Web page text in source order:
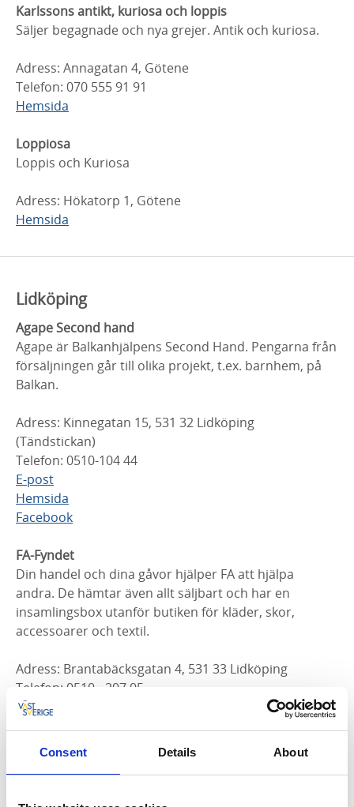
Consent Details About
Karlssons antikt, kuriosa och loppis
Säljer begagnade och nya grejer. Antik och kuriosa.
Adress: Annagatan 4, Götene
Telefon: 070 555 91 91
Hemsida
Loppiosa
Loppis och Kuriosa
Adress: Hökatorp 1, Götene
Hemsida
Lidköping
Agape Second hand
Agape är Balkanhjälpens Second Hand. Pengarna från
försäljningen går till olika projekt, t.ex. barnhem, på
Balkan.
Adress: Kinnegatan 15, 531 32 Lidköping
(Tändstickan)
Telefon: 0510-104 44
E-post
Hemsida
Facebook
FA-Fyndet
Din handel och dina gåvor hjälper FA att hjälpa
andra. De hämtar även allt säljbart och har en
insamlingsbox utanför butiken för kläder, skor,
accessoarer och textil.
Adress: Brantabäcksgatan 4, 531 33 Lidköping
Telefon: 0510 - 207 05
E-post
Facebook
På Sockerbrukets loppis Lilla Torget kan du hyra ett